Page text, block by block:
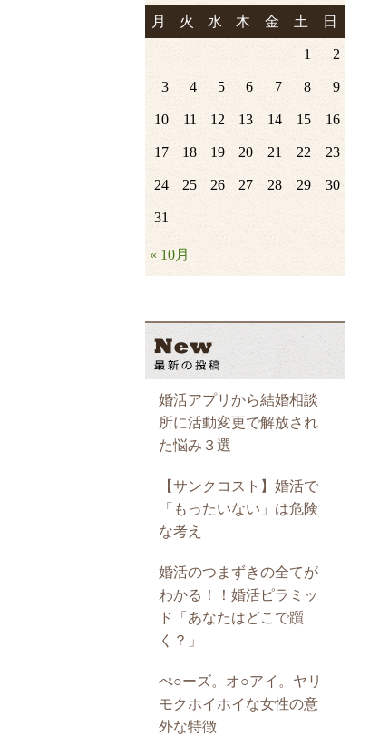
月
火 水 木 金 土 日
« 10月
1 2
3 4 5 6 7 8 9
10 11 12 13 14 15 16
17 18 19 20 21 22 23
24 25 26 27 28 29 30
31
婚活アプリから結婚相談
所に活動変更で解放され
た悩み３選
【サンクコスト】婚活で
「もったいない」は危険
な考え
婚活のつまずきの全てが
わかる！！婚活ピラミッ
ド「あなたはどこで躓
く？」
ぺ○ーズ。オ○アイ。ヤリ
モクホイホイな女性の意
外な特徴